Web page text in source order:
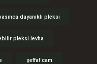
dayanıklı pleksi
pleksi levha
şeffaf cam